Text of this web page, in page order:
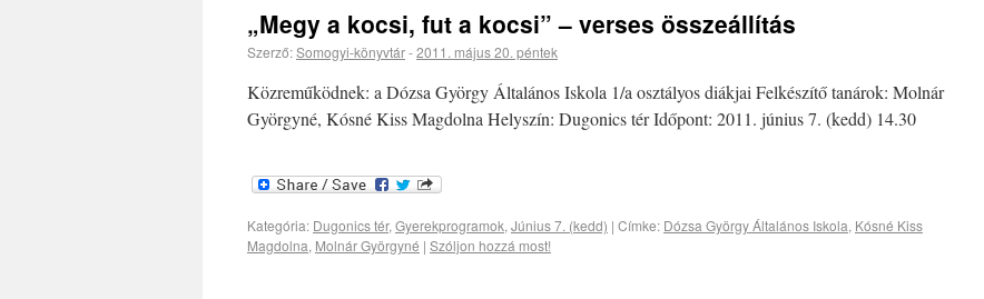
„Megy a kocsi, fut a kocsi” – verses összeállítás
Szerző:Somogyi-könyvtár-2011. május 20. péntek
Közreműködnek: a Dózsa György Általános Iskola 1/a osztályos diákjai Felkészítő tanárok: Molnár
Györgyné, Kósné Kiss Magdolna Helyszín: Dugonics tér Időpont: 2011. június 7. (kedd) 14.30
Kategória: Dugonics tér, Gyerekprogramok, Június 7. (kedd) | Címke: Dózsa György Általános Iskola, Kósné Kiss
Magdolna, Molnár Györgyné | Szóljon hozzá most!